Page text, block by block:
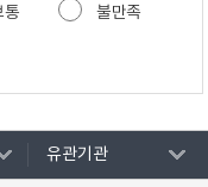
통 불만족
유관기관